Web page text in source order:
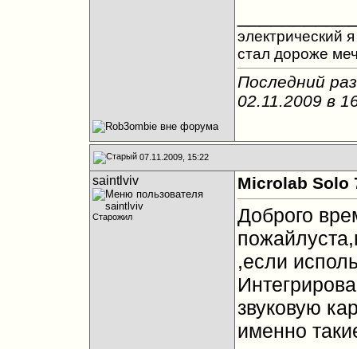
электрический
стал дороже
Последний
02.11.2009 в
07.11.2009, 15:22
saintlviv
Старожил
Microlab Solo
Доброго
,если
звуковую
именно